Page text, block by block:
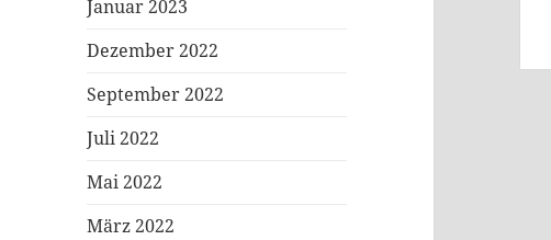
Januar 2023
Dezember 2022
September 2022
Juli 2022
Mai 2022
März 2022